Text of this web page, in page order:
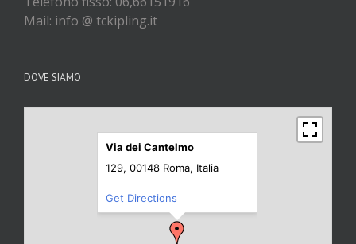
Mail: info @ tckipling.it
DOVE SIAMO
Via dei Cantelmo
129, 00148 Roma, Italia
Get Directions